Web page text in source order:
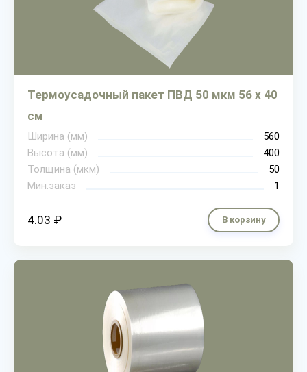
Термоусадочный пакет ПВД 50 мкм 56 х 40
см
Ширина (мм)
560
Высота (мм)
400
Толщина (мкм)
50
Мин.заказ
1
4.03 ₽ В корзину